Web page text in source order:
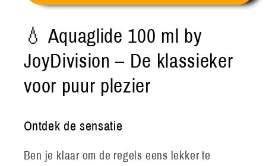
💧 Aquaglide 100 ml by
JoyDivision – De klassieker
voor puur plezier
Ontdek de sensatie
Ben je klaar om de regels eens lekker te